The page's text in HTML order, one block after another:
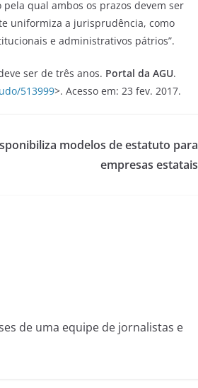
qual ambos os prazos devem ser
uniformiza a jurisprudência, como
e administrativos pátrios”.
ser de três anos. Portal da AGU.
513999>. Acesso em: 23 fev. 2017.
modelos de estatuto para
empresas estatais
de uma equipe de jornalistas e